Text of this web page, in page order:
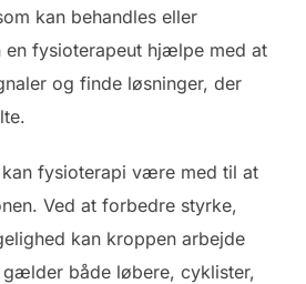
kan behandles eller
en fysioterapeut hjælpe med at
og finde løsninger, der
fysioterapi være med til at
Ved at forbedre styrke,
kan kroppen arbejde
både løbere, cyklister,